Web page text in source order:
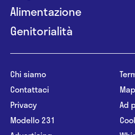
Alimentazione
Genitorialità
Chi siamo
Contattaci
Privacy
Modello 231
Ad